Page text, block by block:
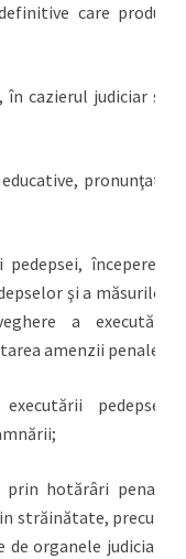
care produc
, în cazierul judiciar se
pronunţate
începerea,
şi a măsurilor
a executării
amenzii penale;
pedepsei,
hotărâri penale
străinătate, precum
organele judiciare